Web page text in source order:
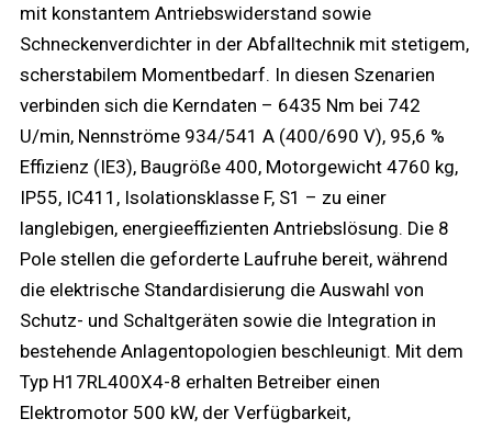
mit konstantem Antriebswiderstand sowie
Schneckenverdichter in der Abfalltechnik mit stetigem,
scherstabilem Momentbedarf. In diesen Szenarien
verbinden sich die Kerndaten – 6435 Nm bei 742
U/min, Nennströme 934/541 A (400/690 V), 95,6 %
Effizienz (IE3), Baugröße 400, Motorgewicht 4760 kg,
IP55, IC411, Isolationsklasse F, S1 – zu einer
langlebigen, energieeffizienten Antriebslösung. Die 8
Pole stellen die geforderte Laufruhe bereit, während
die elektrische Standardisierung die Auswahl von
Schutz- und Schaltgeräten sowie die Integration in
bestehende Anlagentopologien beschleunigt. Mit dem
Typ H17RL400X4-8 erhalten Betreiber einen
Elektromotor 500 kW, der Verfügbarkeit,